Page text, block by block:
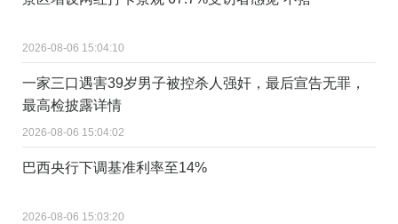
2026-08-06 15:04:10
一家三口遇害39岁男子被控杀人强奸，最后宣告无罪，
最高检披露详情
2026-08-06 15:04:02
巴西央行下调基准利率至14%
2026-08-06 15:03:20